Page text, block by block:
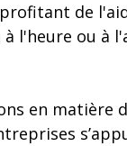
de
l'heure ou à
en matière